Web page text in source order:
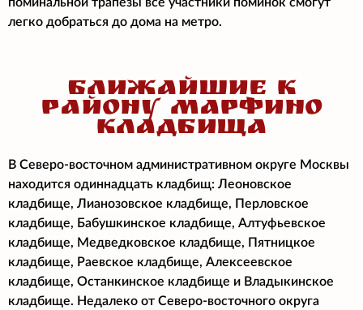
легко добраться до дома на метро.
БЛИЖАЙШИЕ К
РАЙОНУ МАРФИНО
КЛАДБИЩА
В Северо-восточном административном округе Москвы
находится одиннадцать кладбищ: Леоновское
кладбище, Лианозовское кладбище, Перловское
кладбище, Бабушкинское кладбище, Алтуфьевское
кладбище, Медведковское кладбище, Пятницкое
кладбище, Раевское кладбище, Алексеевское
кладбище, Останкинское кладбище и Владыкинское
кладбище. Недалеко от Северо-восточного округа